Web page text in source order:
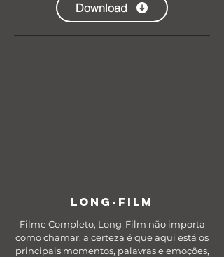
Download
LONG-FILM
Filme Completo, Long-Film não importa
como chamar, a certeza é que aqui está os
principais momentos, palavras e emoções,